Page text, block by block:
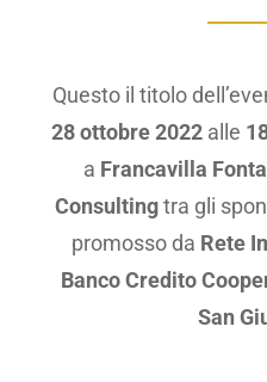
Questo il titolo
28 ottobre 2022 alle
a Francavilla
Consultingtra gli
promosso da Rete
Banco Credito
San